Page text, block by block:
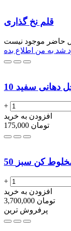
قلم نخ گذاری
حاضر موجود نیست
شد به من اطلاع بده
دهانی سفید
+
افزودن به خرید
175,000 تومان
مخلوط کن سبز
+
افزودن به خرید
3,700,000 تومان
پرفروش ترین